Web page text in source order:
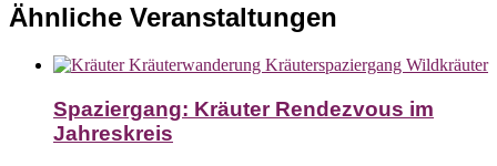
Ähnliche Veranstaltungen
Spaziergang: Kräuter Rendezvous im
Jahreskreis